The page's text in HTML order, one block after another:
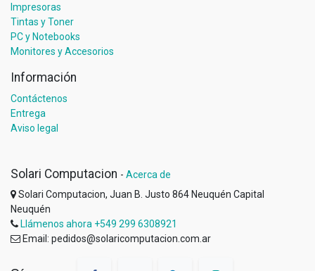
Impresoras
Tintas y Toner
PC y Notebooks
Monitores y Accesorios
Información
Contáctenos
Entrega
Aviso legal
Solari Computacion - Acerca de
Solari Computacion, Juan B. Justo 864 Neuquén Capital
Neuquén
Llámenos ahora +549 299 6308921
Email: pedidos@solaricomputacion.com.ar